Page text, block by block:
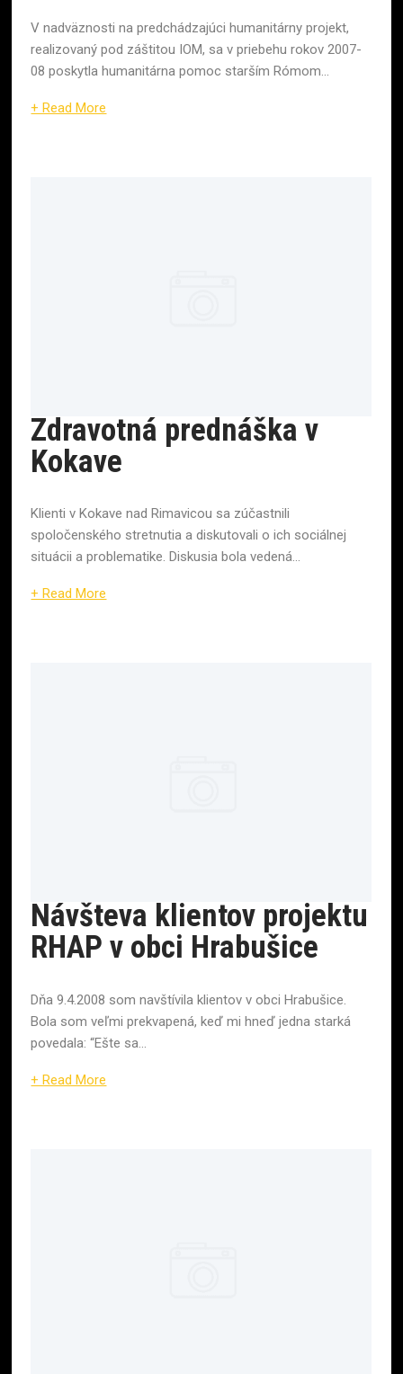
V nadväznosti na predchádzajúci humanitárny projekt,
realizovaný pod záštitou IOM, sa v priebehu rokov 2007-
08 poskytla humanitárna pomoc starším Rómom...
+ Read More
Zdravotná prednáška v
Kokave
Klienti v Kokave nad Rimavicou sa zúčastnili
spoločenského stretnutia a diskutovali o ich sociálnej
situácii a problematike. Diskusia bola vedená...
+ Read More
Návšteva klientov projektu
RHAP v obci Hrabušice
Dňa 9.4.2008 som navštívila klientov v obci Hrabušice.
Bola som veľmi prekvapená, keď mi hneď jedna starká
povedala: “Ešte sa...
+ Read More